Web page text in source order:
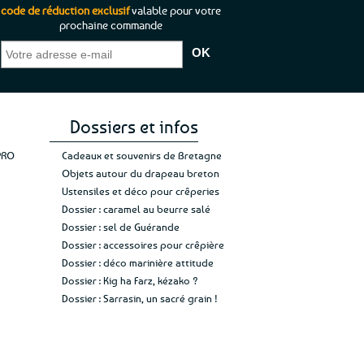
et tout aussi rassurant
qu’il n’y a pas de petite
mais un client à satisfaire.”
Guy H.
l’ouest, le choix est immense, la
rapide. Que du bonheur et de la
Vive la Bretagne et les Bretons.”
code de réduction exclusifvalable pour votre
prochaine commande
Dossiers et infos
Cadeaux et souvenirs de Bretagne
Objets autour du drapeau breton
Ustensiles et déco pour crêperies
Dossier : caramel au beurre salé
Dossier : sel de Guérande
Dossier : accessoires pour crêpière
Dossier : déco marinière attitude
Dossier : Kig ha Farz, kézako ?
Dossier : Sarrasin, un sacré grain !